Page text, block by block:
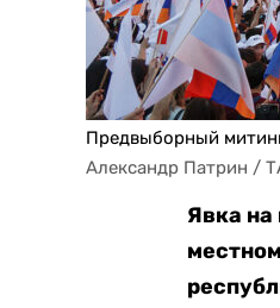
Предвыборный
Александр Патрин /
Явка на